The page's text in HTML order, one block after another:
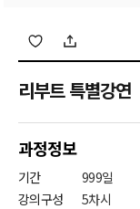
리부트 특별강연
과정정보
기간
999일
강의구성
5차시